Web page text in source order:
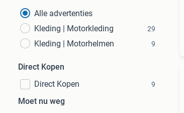
Alle advertenties
Kleding | Motorkleding
29
Kleding | Motorhelmen 9
Direct Kopen
Direct Kopen
9
Moet nu weg